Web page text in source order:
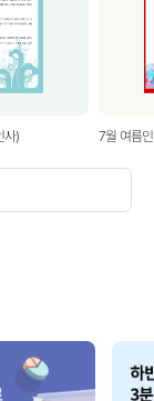
사) 7월 여름